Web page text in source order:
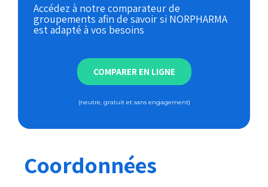
Accédez à notre comparateur de
groupements afin de savoir si NORPHARMA
est adapté à vos besoins
COMPARER EN LIGNE
(neutre, gratuit et sans engagement)
Coordonnées